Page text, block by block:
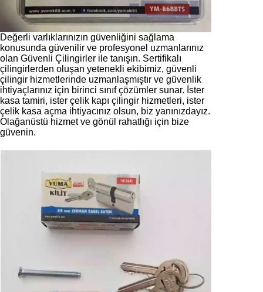
Değerli varlıklarınızın güvenliğini sağlama
konusunda güvenilir ve profesyonel uzmanlarınız
olan Güvenli Çilingirler ile tanışın. Sertifikalı
çilingirlerden oluşan yetenekli ekibimiz, güvenli
çilingir hizmetlerinde uzmanlaşmıştır ve güvenlik
ihtiyaçlarınız için birinci sınıf çözümler sunar. İster
kasa tamiri, ister çelik kapı çilingir hizmetleri, ister
çelik kasa açma ihtiyacınız olsun, biz yanınızdayız.
Olağanüstü hizmet ve gönül rahatlığı için bize
güvenin.